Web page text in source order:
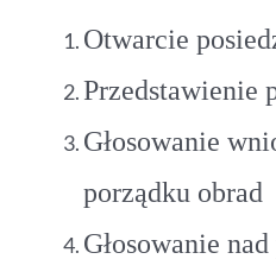
Otwarcie
Przedstawienie
Głosowanie
porządku obrad
Głosowanie